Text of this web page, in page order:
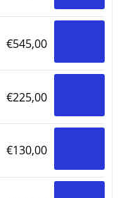
€545,00
€225,00
€130,00